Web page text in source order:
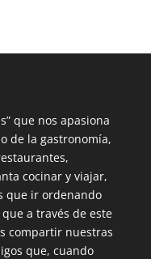
que nos apasiona
de la gastronomía,
cocinar y viajar,
que ir ordenando
a través de este
compartir nuestras
que, cuando